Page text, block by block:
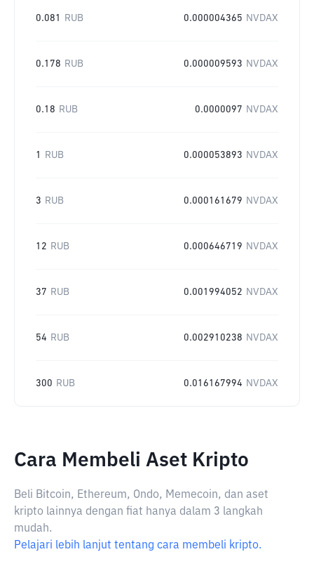
0.081 RUB 0.000004365 NVDAX
0.178 RUB 0.000009593 NVDAX
0.18 RUB 0.0000097 NVDAX
1 RUB 0.000053893 NVDAX
3 RUB 0.000161679 NVDAX
12 RUB 0.000646719 NVDAX
37 RUB 0.001994052 NVDAX
54 RUB 0.002910238 NVDAX
300 RUB 0.016167994 NVDAX
Cara Membeli Aset Kripto
Beli Bitcoin, Ethereum, Ondo, Memecoin, dan aset
kripto lainnya dengan fiat hanya dalam 3 langkah
mudah.
Pelajari lebih lanjut tentang cara membeli kripto.